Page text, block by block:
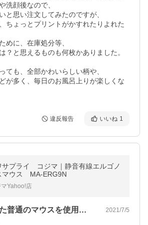
洗顔後なので、
と思い注文してみたのですが、
ちょっとプリントがかすれたりよれた
めに、在庫処分等、
？と思えるものも何枚かありました。
ても、全部かわいらしい柄や、
が多く、毎日のお風呂上りが楽しくな
違反報告 いいね 1
サプライ コジマ｜静音有線エルゴノ
マウス MA-ERG9N
マYahoo!店
今まで使っていた普通のマウスを使用して… 2021/7/5